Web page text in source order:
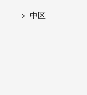
中区